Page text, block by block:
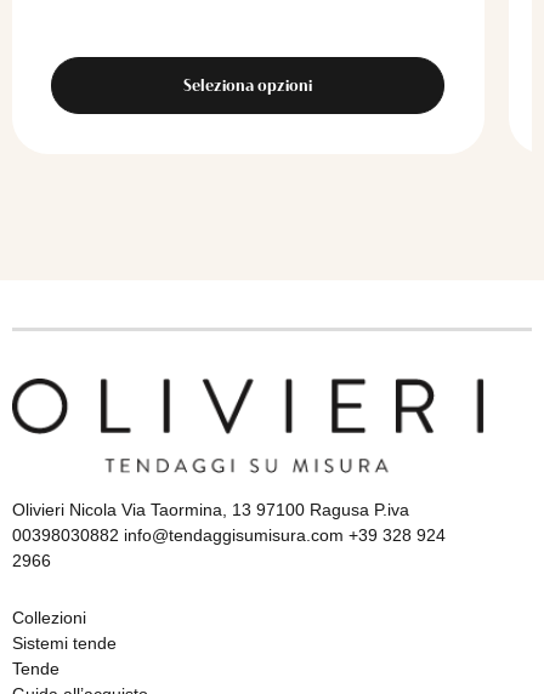
Seleziona opzioni
Olivieri Nicola Via Taormina, 13 97100 Ragusa P.iva
00398030882 info@tendaggisumisura.com +39 328 924
2966
Collezioni
Sistemi tende
Tende